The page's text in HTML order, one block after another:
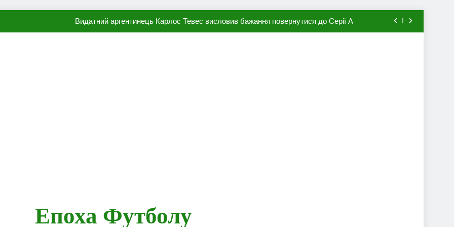
Видатний аргентинець Карлос Тевес висловив бажання повернутися до Серії А
Епоха Футболу